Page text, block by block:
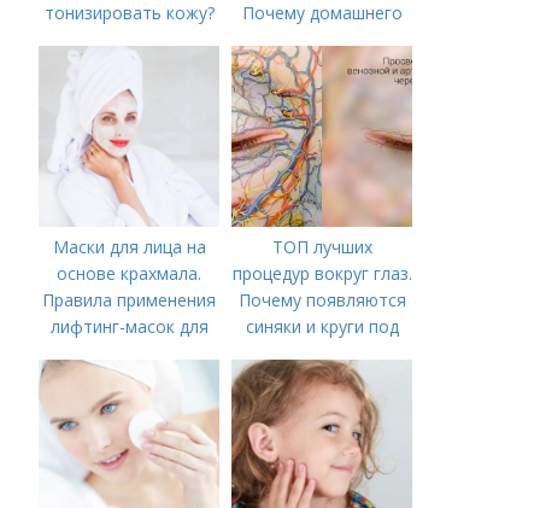
тонизировать кожу?
Почему домашнего
Маски для лица на
основе крахмала.
Правила применения
лифтинг-масок для
ТОП лучших
процедур вокруг глаз.
Почему появляются
синяки и круги под